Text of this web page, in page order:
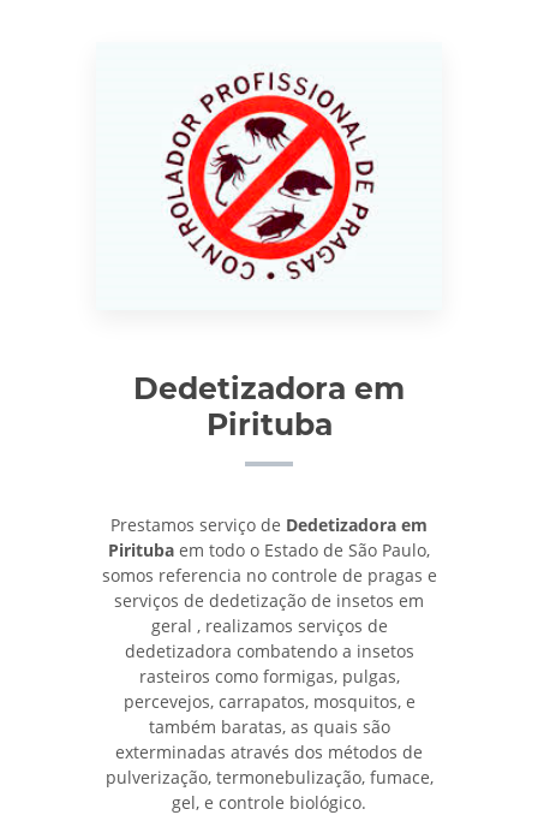
Dedetizadora em
Pirituba
Prestamos serviço de Dedetizadora em
Pirituba em todo o Estado de São Paulo,
somos referencia no controle de pragas e
serviços de dedetização de insetos em
geral , realizamos serviços de
dedetizadora combatendo a insetos
rasteiros como formigas, pulgas,
percevejos, carrapatos, mosquitos, e
também baratas, as quais são
exterminadas através dos métodos de
pulverização, termonebulização, fumace,
gel, e controle biológico.